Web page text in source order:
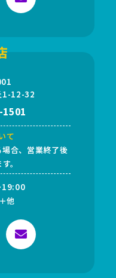
1-12-32
て
合、営業終了後
。
19:00
他